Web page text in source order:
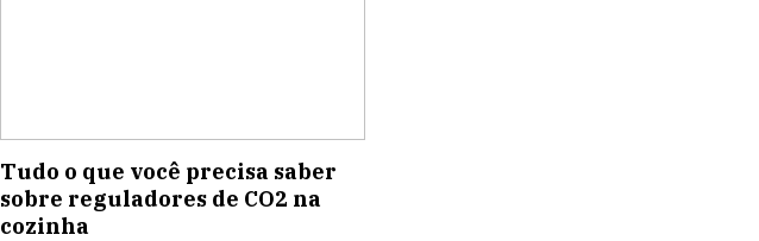
Tudo o que você precisa saber
sobre reguladores de CO2 na
cozinha